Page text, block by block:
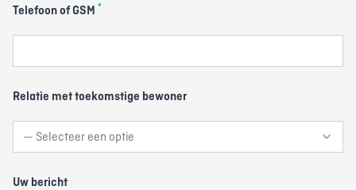
Telefoon of GSM *
Relatie met toekomstige bewoner
Uw bericht